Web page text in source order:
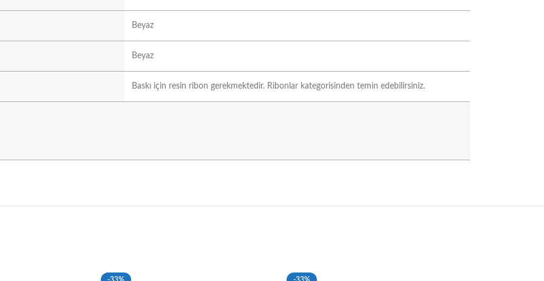
Beyaz
Beyaz
Baskı için resin ribon gerekmektedir. Ribonlar kategorisinden temin edebilirsiniz.